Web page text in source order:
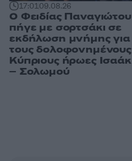
17:0109.08.26
Ο Φειδίας Παναγιώτου
πήγε με σορτσάκι σε
εκδήλωση μνήμης για
τους δολοφονημένους
Κύπριους ήρωες Ισαάκ
– Σολωμού